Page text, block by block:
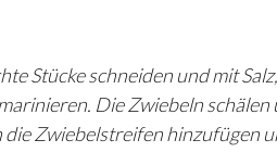
Stücke schneiden und mit
Die Zwiebeln
Zwiebelstreifen hinzufügen